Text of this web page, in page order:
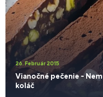
26. Február 2015
Vianočné pečenie -
koláč